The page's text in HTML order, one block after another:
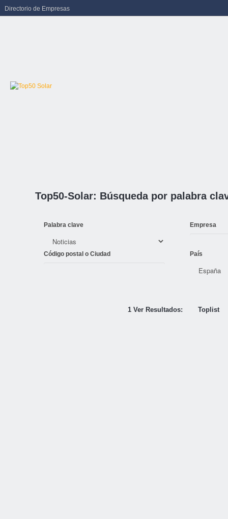
Top50-Solar: Búsqueda por palabra
Palabra clave Empresa
Código postal o Ciudad País
1 Ver Resultados: Toplist
Directorio de Empresas